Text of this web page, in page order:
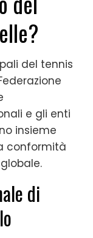
del tennis
e gli enti
insieme
conformità
di